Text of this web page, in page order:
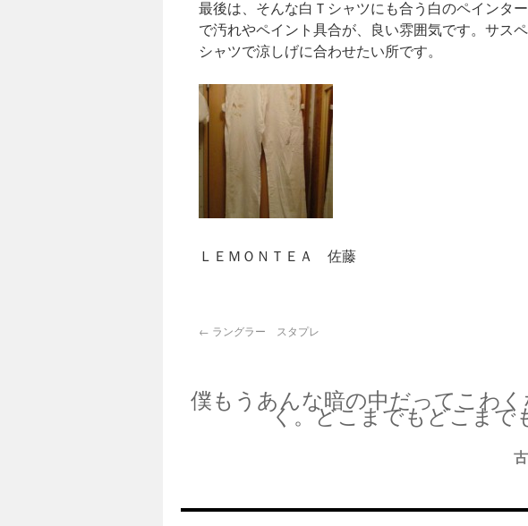
最後は、そんな白Ｔシャツにも合う白のペインタ
で汚れやペイント具合が、良い雰囲気です。サス
シャツで涼しげに合わせたい所です。
ＬＥＭＯＮＴＥＡ 佐藤
← ラングラー スタプレ
僕もうあんな暗の中だってこわ
く。どこまでもどこまで